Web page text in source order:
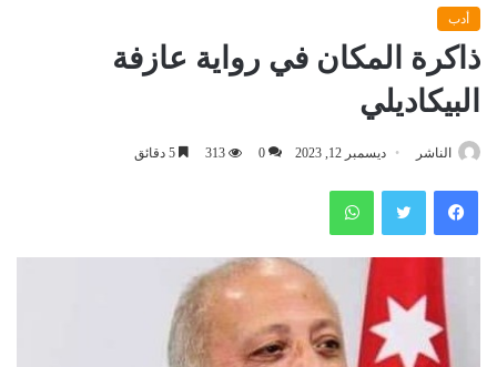
أدب
ذاكرة المكان في رواية عازفة
البيكاديلي
الناشر ديسمبر 12, 2023 0
313
فيسبوك تويتر واتساب